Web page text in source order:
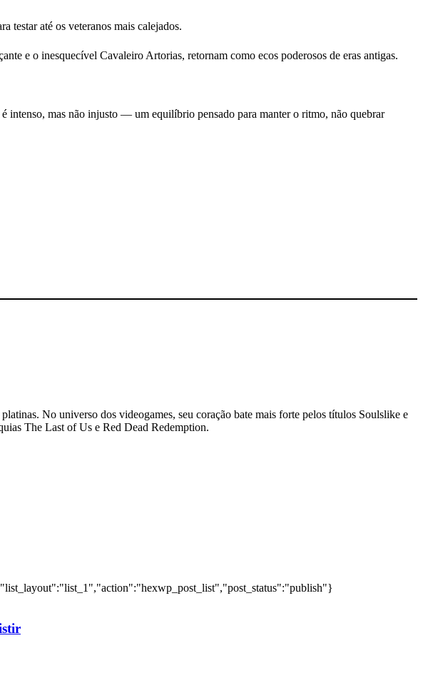
testar até os veteranos mais calejados.
e o inesquecível Cavaleiro Artorias, retornam como ecos poderosos de eras antigas.
intenso, mas não injusto — um equilíbrio pensado para manter o ritmo, não quebrar
No universo dos videogames, seu coração bate mais forte pelos títulos Soulslike e
The Last of Us e Red Dead Redemption.